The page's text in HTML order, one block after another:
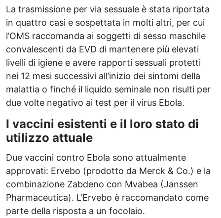
La trasmissione per via sessuale è stata riportata
in quattro casi e sospettata in molti altri, per cui
l’OMS raccomanda ai soggetti di sesso maschile
convalescenti da EVD di mantenere più elevati
livelli di igiene e avere rapporti sessuali protetti
nei 12 mesi successivi all’inizio dei sintomi della
malattia o finché il liquido seminale non risulti per
due volte negativo ai test per il virus Ebola.
I vaccini esistenti e il loro stato di
utilizzo attuale
Due vaccini contro Ebola sono attualmente
approvati: Ervebo (prodotto da Merck & Co.) e la
combinazione Zabdeno con Mvabea (Janssen
Pharmaceutica). L’Ervebo è raccomandato come
parte della risposta a un focolaio.